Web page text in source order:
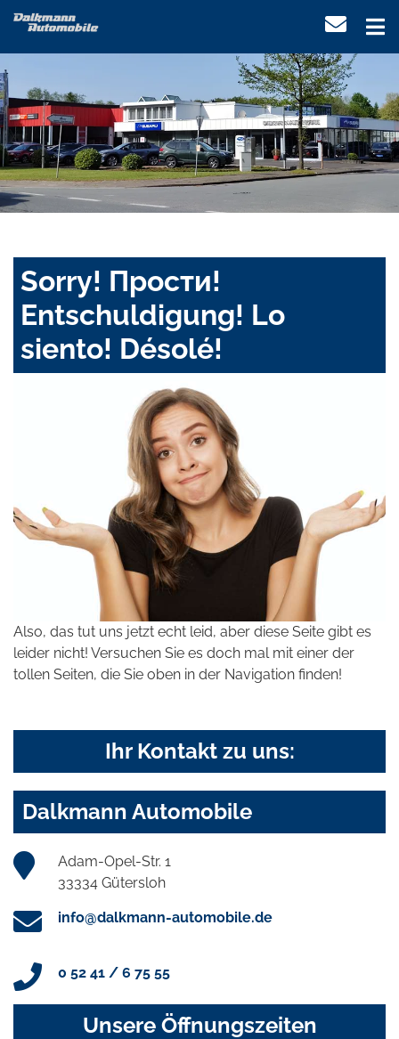
Sorry! Прости!
Entschuldigung! Lo
siento! Désolé!
Also, das tut uns jetzt echt leid, aber diese Seite gibt es
leider nicht! Versuchen Sie es doch mal mit einer der
tollen Seiten, die Sie oben in der Navigation finden!
Ihr Kontakt zu uns:
Dalkmann Automobile
Adam-Opel-Str. 1
33334 Gütersloh
info@dalkmann-automobile.de
0 52 41 / 6 75 55
Unsere Öffnungszeiten